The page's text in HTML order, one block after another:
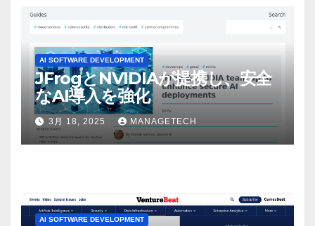
AI SOFTWARE DEVELOPMENT
JFrogとNVIDIAが提携し、安全
なAI導入を強化
3月 18, 2025 MANAGETECH
AI SOFTWARE DEVELOPMENT